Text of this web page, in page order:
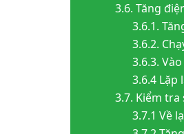
3.6. Tăng
3.6.1.
3.6.2.
3.6.3.
3.6.4
3.7. Kiểm
3.7.1 Về